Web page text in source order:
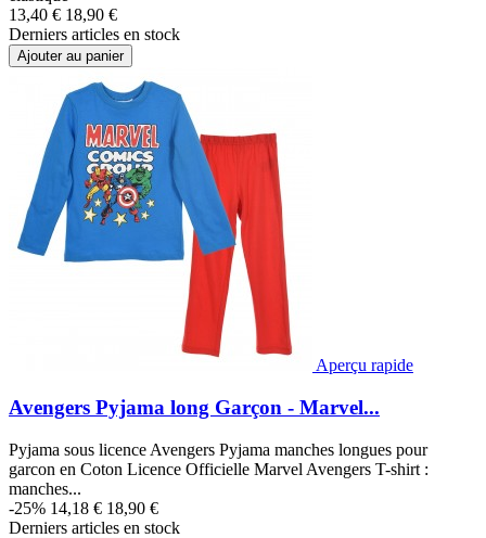
13,40 € 18,90 €
Derniers articles en stock
Ajouter au panier
Aperçu rapide
Avengers Pyjama long Garçon - Marvel...
Pyjama sous licence Avengers Pyjama manches longues pour
garcon en Coton Licence Officielle Marvel Avengers T-shirt :
manches...
-25% 14,18 € 18,90 €
Derniers articles en stock